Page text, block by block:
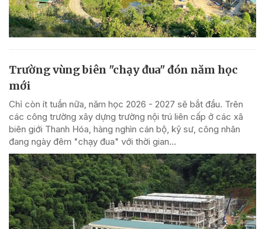
Trường vùng biên "chạy đua" đón năm học
mới
Chỉ còn ít tuần nữa, năm học 2026 - 2027 sẽ bắt đầu. Trên
các công trường xây dựng trường nội trú liên cấp ở các xã
biên giới Thanh Hóa, hàng nghìn cán bộ, kỹ sư, công nhân
đang ngày đêm "chạy đua" với thời gian...